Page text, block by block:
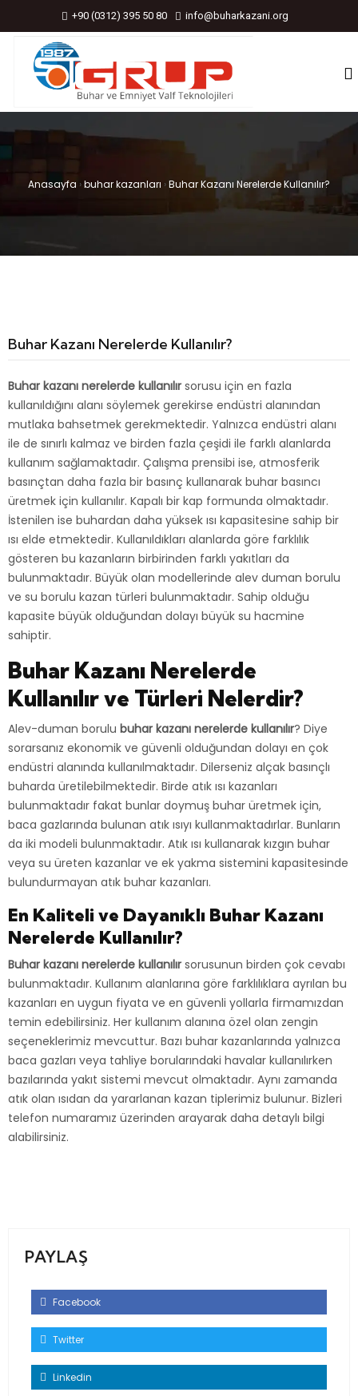
+90 (0312) 395 50 80 info@buharkazani.org
Anasayfa ›buhar kazanları ›Buhar Kazanı Nerelerde Kullanılır?
Buhar Kazanı Nerelerde Kullanılır?
Buhar kazanı nerelerde kullanılır sorusu için en fazla
kullanıldığını alanı söylemek gerekirse endüstri alanından
mutlaka bahsetmek gerekmektedir. Yalnızca endüstri alanı
ile de sınırlı kalmaz ve birden fazla çeşidi ile farklı alanlarda
kullanım sağlamaktadır. Çalışma prensibi ise, atmosferik
basınçtan daha fazla bir basınç kullanarak buhar basıncı
üretmek için kullanılır. Kapalı bir kap formunda olmaktadır.
İstenilen ise buhardan daha yüksek ısı kapasitesine sahip bir
ısı elde etmektedir. Kullanıldıkları alanlarda göre farklılık
gösteren bu kazanların birbirinden farklı yakıtları da
bulunmaktadır. Büyük olan modellerinde alev duman borulu
ve su borulu kazan türleri bulunmaktadır. Sahip olduğu
kapasite büyük olduğundan dolayı büyük su hacmine
sahiptir.
Buhar Kazanı Nerelerde
Kullanılır ve Türleri Nelerdir?
Alev-duman borulu buhar kazanı nerelerde kullanılır? Diye
sorarsanız ekonomik ve güvenli olduğundan dolayı en çok
endüstri alanında kullanılmaktadır. Dilerseniz alçak basınçlı
buharda üretilebilmektedir. Birde atık ısı kazanları
bulunmaktadır fakat bunlar doymuş buhar üretmek için,
baca gazlarında bulunan atık ısıyı kullanmaktadırlar. Bunların
da iki modeli bulunmaktadır. Atık ısı kullanarak kızgın buhar
veya su üreten kazanlar ve ek yakma sistemini kapasitesinde
bulundurmayan atık buhar kazanları.
En Kaliteli ve Dayanıklı Buhar Kazanı
Nerelerde Kullanılır?
Buhar kazanı nerelerde kullanılır sorusunun birden çok cevabı
bulunmaktadır. Kullanım alanlarına göre farklılıklara ayrılan bu
kazanları en uygun fiyata ve en güvenli yollarla firmamızdan
temin edebilirsiniz. Her kullanım alanına özel olan zengin
seçeneklerimiz mevcuttur. Bazı buhar kazanlarında yalnızca
baca gazları veya tahliye borularındaki havalar kullanılırken
bazılarında yakıt sistemi mevcut olmaktadır. Aynı zamanda
atık olan ısıdan da yararlanan kazan tiplerimiz bulunur. Bizleri
telefon numaramız üzerinden arayarak daha detaylı bilgi
alabilirsiniz.
PAYLAŞ
Facebook
Twitter
Linkedin